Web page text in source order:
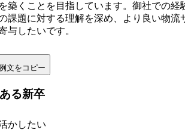
築くことを目指しています。御社での経
課題に対する理解を深め、より良い物流
与したいです。
文をコピー
る新卒
かしたい